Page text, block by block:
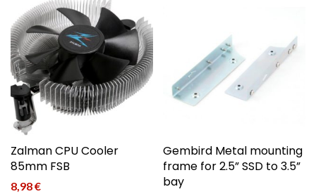
Zalman CPU Cooler
85mm FSB
8,98€
Gembird Metal mounting
frame for 2.5” SSD to 3.5”
bay